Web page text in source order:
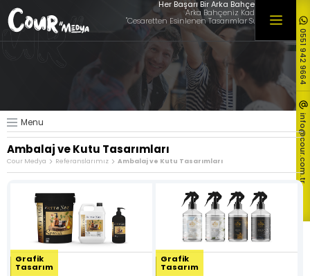
info@cour.com.tr
0551 942 9664
Her Başarı Bir Arka Bahçede Başlar
Arka Bahçeniz Kadar Yakınız,
"Cesaretten Esinlenen Tasarımlar Sunuyoruz"
×
Hakkımızda
Referanslarımız
Tüm Referanslarımız
Blog & Haber
Menu
Ambalaj ve Kutu Tasarımları
Cour Medya Referanslarımız Ambalaj ve Kutu Tasarımları
Grafik
Tasarım
Grafik
Tasarım